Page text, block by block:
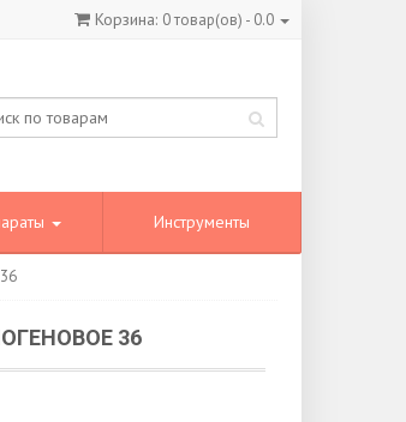
Корзина: 0товар(ов) - 0.0
Инструменты
36